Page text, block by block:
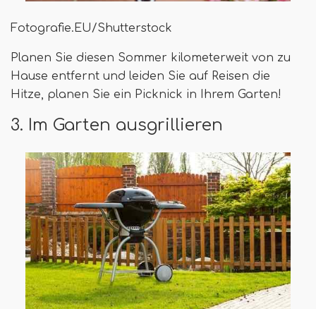
Fotografie.EU/Shutterstock
Planen Sie diesen Sommer kilometerweit von zu
Hause entfernt und leiden Sie auf Reisen die
Hitze, planen Sie ein Picknick in Ihrem Garten!
3. Im Garten ausgrillieren